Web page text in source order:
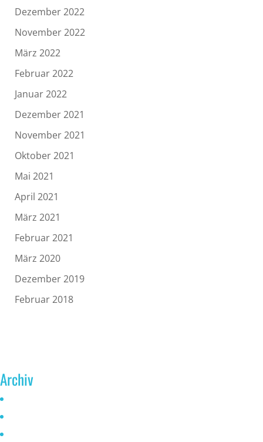
Dezember 2022
November 2022
März 2022
Februar 2022
Januar 2022
Dezember 2021
November 2021
Oktober 2021
Mai 2021
April 2021
März 2021
Februar 2021
März 2020
Dezember 2019
Februar 2018
Archiv